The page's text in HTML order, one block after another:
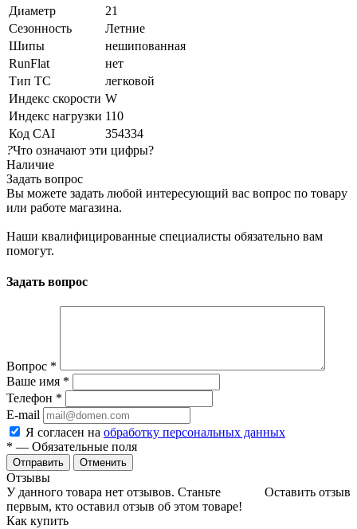
Диаметр
21
Сезонность
Летние
Шипы
нешипованная
RunFlat
нет
Тип ТС
легковой
Индекс скорости W
Индекс нагрузки 110
Код CAI
354334
?Что означают эти цифры?
Наличие
Задать вопрос
Вы можете задать любой интересующий вас вопрос по товару
или работе магазина.
Наши квалифицированные специалисты обязательно вам
помогут.
Задать вопрос
Вопрос *
Ваше имя *
Телефон *
E-mail
Я согласен на обработку персональных данных
* — Обязательные поля
Отменить
Отзывы
Оставить отзыв
У данного товара нет отзывов. Станьте
первым, кто оставил отзыв об этом товаре!
Как купить